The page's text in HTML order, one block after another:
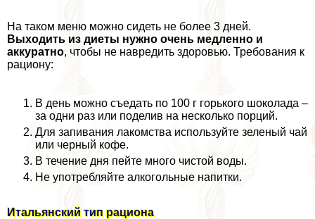
На таком меню можно сидеть не более 3 дней.
Выходить из диеты нужно очень медленно и
аккуратно, чтобы не навредить здоровью. Требования к
рациону:
В день можно съедать по 100 г горького шоколада –
за одни раз или поделив на несколько порций.
Для запивания лакомства используйте зеленый чай
или черный кофе.
В течение дня пейте много чистой воды.
Не употрeбляйте алкогольные напитки.
Итальянский тип рациона